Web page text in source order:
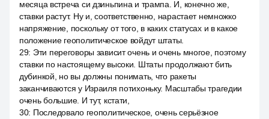
месяца встреча си дзиньпина и трампа. И, конечно же,
ставки растут. Ну и, соответственно, нарастает немножко
напряжение, поскольку от того, в каких статусах и в какое
положение геополитическое войдут штаты.
29: Эти переговоры зависит очень и очень многое, поэтому
ставки по настоящему высоки. Штаты продолжают бить
дубинкой, но вы должны понимать, что ракеты
заканчиваются у Израиля потихоньку. Масштабы трагедии
очень большие. И тут, кстати,
30: Последовало геополитическое, очень серьёзное